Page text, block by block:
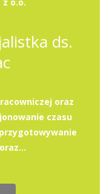
ds.
oraz
czasu